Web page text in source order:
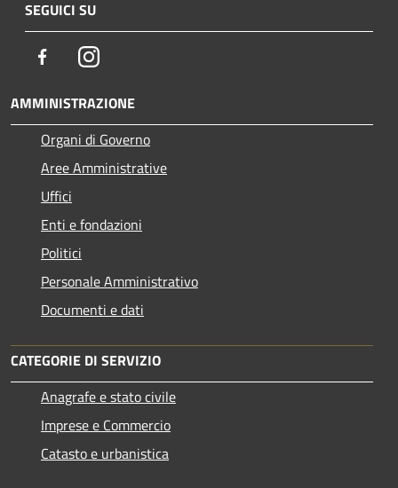
SEGUICI SU
FacebookInstagram
AMMINISTRAZIONE
Organi di Governo
Aree Amministrative
Uffici
Enti e fondazioni
Politici
Personale Amministrativo
Documenti e dati
CATEGORIE DI SERVIZIO
Anagrafe e stato civile
Imprese e Commercio
Catasto e urbanistica